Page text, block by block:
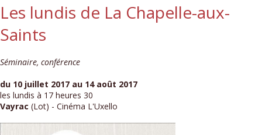
Les lundis de La Chapelle-aux-
Saints
Séminaire, conférence
du 10 juillet 2017 au 14 août 2017
les lundis à 17 heures 30
Vayrac (Lot) - Cinéma L'Uxello